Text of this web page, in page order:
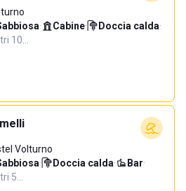
· Cabine· Doccia calda·
10…
Volturno
· Doccia calda· Bar·
5…